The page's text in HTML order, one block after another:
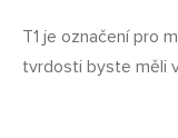
T1 je označení pro
tvrdosti byste měli